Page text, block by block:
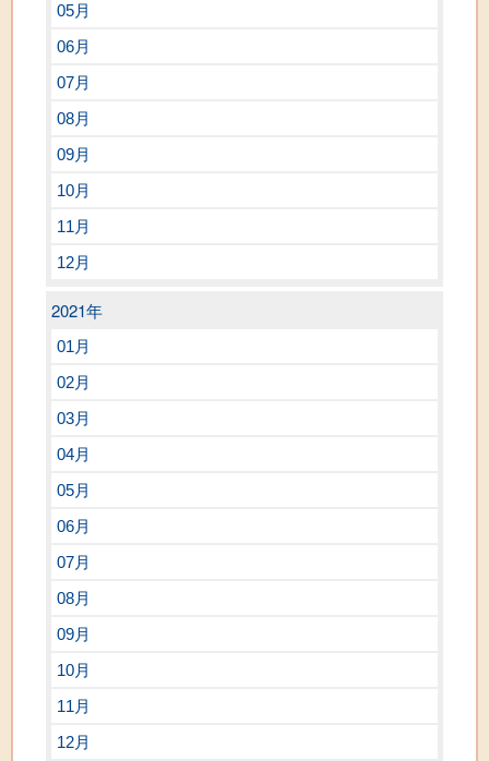
05月
06月
07月
08月
09月
10月
11月
12月
2021年
01月
02月
03月
04月
05月
06月
07月
08月
09月
10月
11月
12月